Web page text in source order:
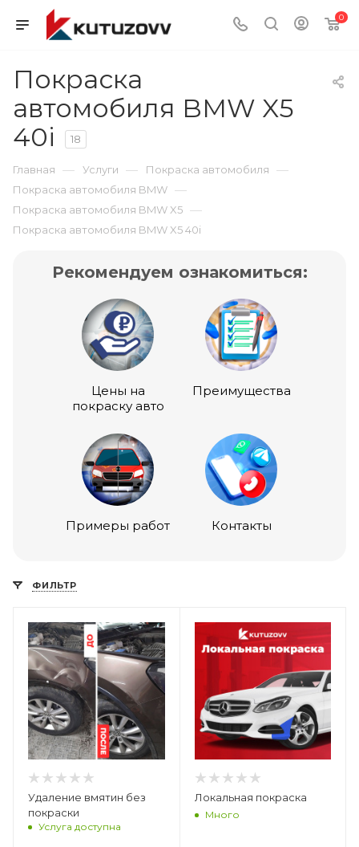
0
Покраска
автомобиля BMW X5
40i
18
Главная — Услуги — Покраска автомобиля —
Покраска автомобиля BMW —
Покраска автомобиля BMW X5 —
Покраска автомобиля BMW X5 40i
Рекомендуем ознакомиться:
Цены на
покраску авто
Преимущества
Примеры работ Контакты
ФИЛЬТР
Удаление вмятин без
покраски
Услуга доступна
Локальная покраска
Много